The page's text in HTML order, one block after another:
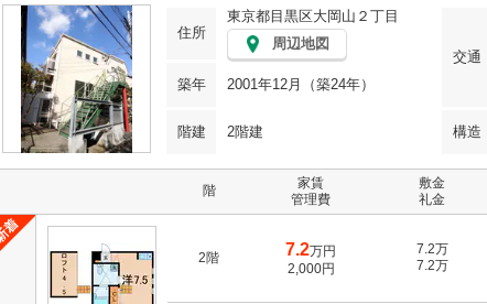
住所
東京都目黒区大岡山２丁目
周辺地図
交通
築年 2001年12月（築24年）
階建 2階建 構造
階
家賃
管理費
敷金
礼金
2階 7.2万円
2,000円
7.2万
7.2万